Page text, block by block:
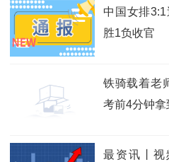
中国女排
胜1负收官
铁骑载着老
考前4分钟
最资讯丨视